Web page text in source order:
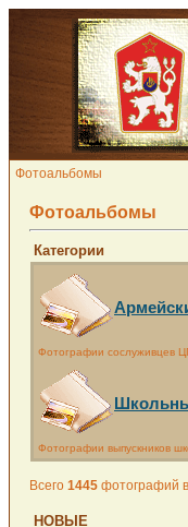
Фотоальбомы
Фотоальбомы
Категории
Фотографии сослуживцев
Фотографии выпускников
Всего 1445 фотографий в
НОВЫЕ